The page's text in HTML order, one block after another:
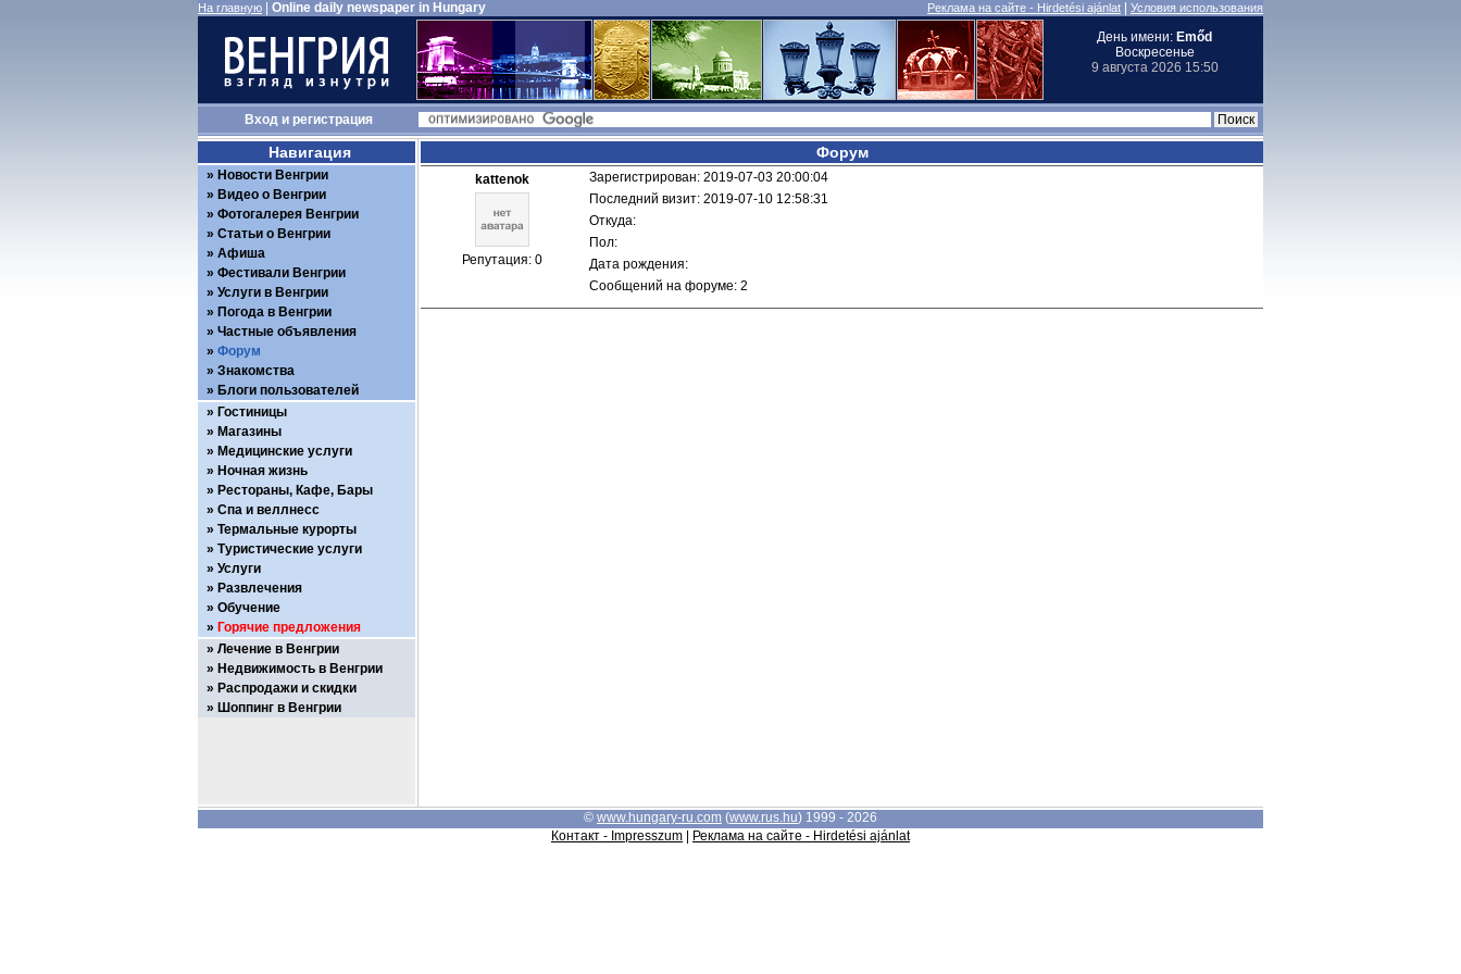
На главную Online daily newspaper in Hungary Реклама на сайте - Hirdetési ajánlat Условия использования
День имени: Emőd
Воскресенье
9 августа 2026 15:50
Входи регистрация
Форум
kattenok
Репутация: 0
Зарегистрирован: 2019-07-03 20:00:04
Последний визит: 2019-07-10 12:58:31
Откуда:
Пол:
Дата рождения:
Сообщений на форуме: 2
Навигация
Новости Венгрии
Видео о Венгрии
Фотогалерея Венгрии
Статьи о Венгрии
Афиша
Фестивали Венгрии
Услуги в Венгрии
Погода в Венгрии
Частные объявления
Форум
Знакомства
Блоги пользователей
Гостиницы
Магазины
Медицинские услуги
Ночная жизнь
Рестораны, Кафе, Бары
Спа и веллнесс
Термальные курорты
Туристические услуги
Услуги
Развлечения
Обучение
Горячие предложения
Лечение в Венгрии
Недвижимость в Венгрии
Распродажи и скидки
Шоппинг в Венгрии
© www.hungary-ru.com (www.rus.hu) 1999 - 2026
Контакт - Impresszum
Реклама на сайте - Hirdetési ajánlat